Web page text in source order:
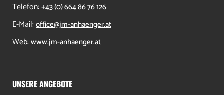
Telefon: +43 (0) 664 86 76 126
E-Mail: office@jm-anhaenger.at
Web: www.jm-anhaenger.at
UNSERE ANGEBOTE